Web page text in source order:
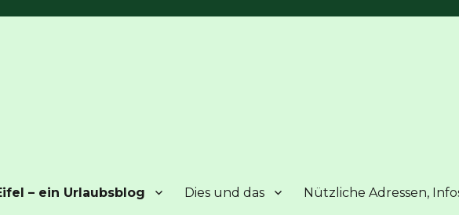
– ein Urlaubsblog Dies und das Nützliche Adressen,